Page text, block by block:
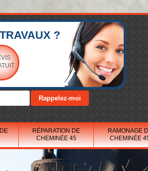
?
RÉPARATION DE
CHEMINÉE 45
RAMONAGE
CHEMINÉE